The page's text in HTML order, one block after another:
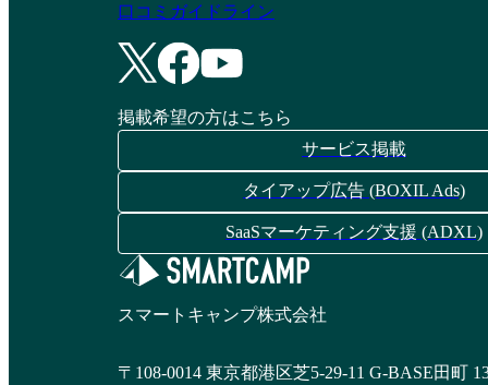
口コミガイドライン
掲載希望の方はこちら
サービス掲載
タイアップ広告 (BOXIL Ads)
SaaSマーケティング支援 (ADXL)
スマートキャンプ株式会社
〒108-0014 東京都港区芝5-29-11 G-BASE田町